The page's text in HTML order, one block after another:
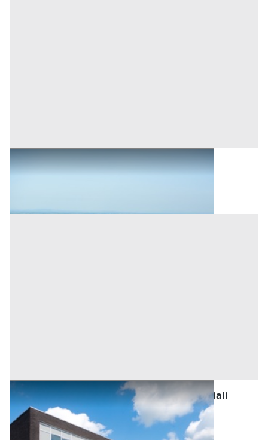
Terreni all'asta a Ortueri
Fabbricati Costruiti per Esigenze Commerciali
all'asta a Ortueri
Base d'asta
7.800 €